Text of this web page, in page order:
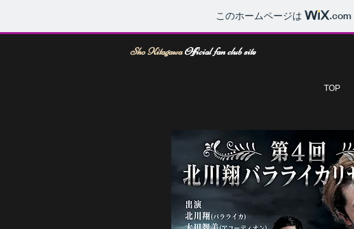
このホームページは .com
Sho KitagawaOfficial fan club site
TOP